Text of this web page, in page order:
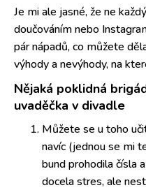
Je mi ale jasné, že ne
doučováním nebo
pár nápadů, co můžete
výhody a nevýhody, na
Nějaká poklidná
uvaděčka v divadle
Můžete se u toho
navíc (jednou se mi
bund prohodila čísla
docela stres, ale